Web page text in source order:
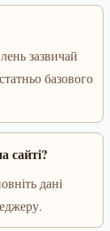
зазвичай
базового
сайті?
дані